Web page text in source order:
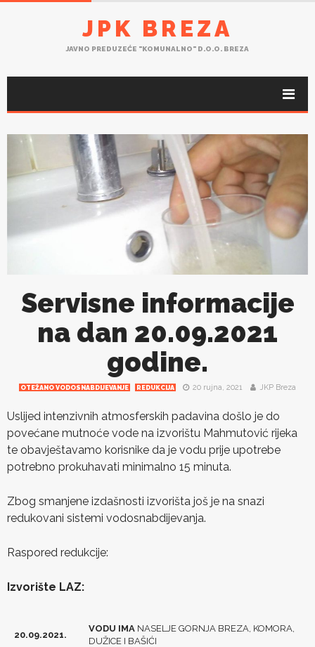
JPK BREZA
JAVNO PREDUZEĆE "KOMUNALNO" D.O.O. BREZA
Servisne informacije
na dan 20.09.2021
godine.
OTEŽANO VODOSNABDIJEVANJE REDUKCIJA 20 rujna, 2021 JKP Breza
Uslijed intenzivnih atmosferskih padavina došlo je do
povećane mutnoće vode na izvorištu Mahmutović rijeka
te obavještavamo korisnike da je vodu prije upotrebe
potrebno prokuhavati minimalno 15 minuta.
Zbog smanjene izdašnosti izvorišta još je na snazi
redukovani sistemi vodosnabdijevanja.
Raspored redukcije:
Izvorište LAZ:
20.09.2021.
VODU IMA NASELJE GORNJA BREZA, KOMORA,
DUŽICE I BAŠIĆI